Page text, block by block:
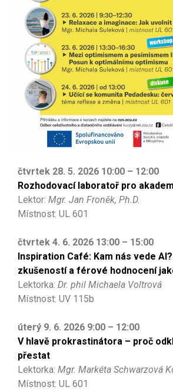
čtvrtek 28. 5. 2026 10:00 – 12:00
Rozhodovací laboratoř pro
Lektor: Mgr. Jan Froněk, Ph.D.
Místnost: UL 601
čtvrtek 4. 6. 2026 13:00 – 15:00
Inspiration Café: Kam nás vede
zkušeností a férové hodnocení
Lektorka: Dr. phil Michaela Voltrová
Místnost: UV 115b
úterý 9. 6. 2026 9:00 – 12:00
V hlavě prokrastinátora – proč
přestat
Lektorka: Mgr. Markéta Schwarzová
Místnost: UL 601